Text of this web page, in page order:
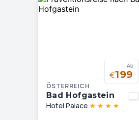
Ab
€199
ÖSTERREICH
Bad Hofgastein
Hotel Palace ★ ★ ★ ★